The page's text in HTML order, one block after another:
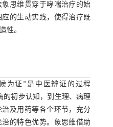
思维贯穿于哮喘治疗的始
的生动实践，使得治疗既
性。
为证”是中医辨证的过程
的初步认知，到生理、病理
及用药等各个环节，充分
的特色优势。象思维借助